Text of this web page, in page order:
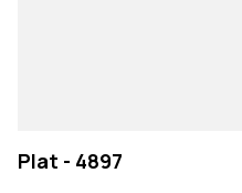
Plat - 4897